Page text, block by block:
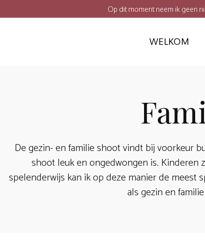
Op dit moment neem ik geen
WELKOM
De gezin- en familie shoot vindt bij voorkeur
shoot leuk en ongedwongen is. Kinderen
spelenderwijs kan ik op deze manier de
als gezin en